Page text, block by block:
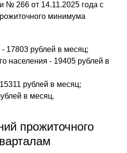
№ 266 от 14.11.2025 года с
минимума
17803 рублей в месяц;
населения - 19405 рублей в
рублей в месяц;
в месяц.
прожиточного